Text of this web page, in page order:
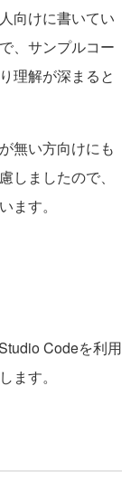
向けに書いてい
、サンプルコー
理解が深まると
無い方向けにも
しましたので、
ます。
Codeを利用
ます。